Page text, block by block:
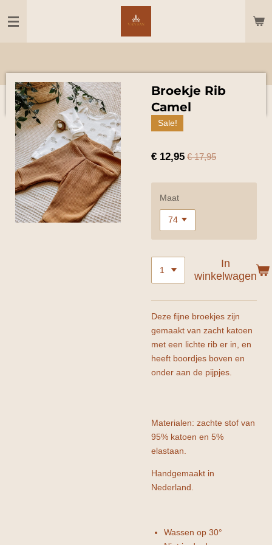
direct
Broekje Rib
Camel
Sale!
€ 12,95 € 17,95
Maat
In
winkelwagen
Deze fijne broekjes zijn
gemaakt van zacht katoen
met een lichte rib er in, en
heeft boordjes boven en
onder aan de pijpjes.
Materialen: zachte stof van
95% katoen en 5%
elastaan.
Handgemaakt in
Nederland.
Wassen op 30°